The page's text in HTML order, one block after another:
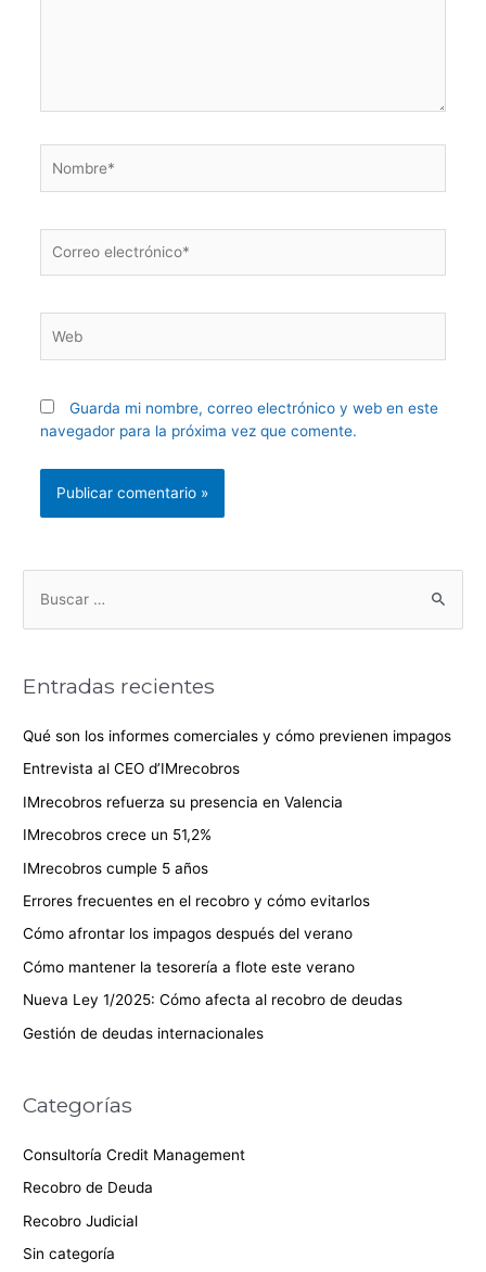
Guarda mi nombre, correo electrónico y web en este
navegador para la próxima vez que comente.
Entradas recientes
Qué son los informes comerciales y cómo previenen impagos
Entrevista al CEO d’IMrecobros
IMrecobros refuerza su presencia en Valencia
IMrecobros crece un 51,2%
IMrecobros cumple 5 años
Errores frecuentes en el recobro y cómo evitarlos
Cómo afrontar los impagos después del verano
Cómo mantener la tesorería a flote este verano
Nueva Ley 1/2025: Cómo afecta al recobro de deudas
Gestión de deudas internacionales
Categorías
Consultoría Credit Management
Recobro de Deuda
Recobro Judicial
Sin categoría